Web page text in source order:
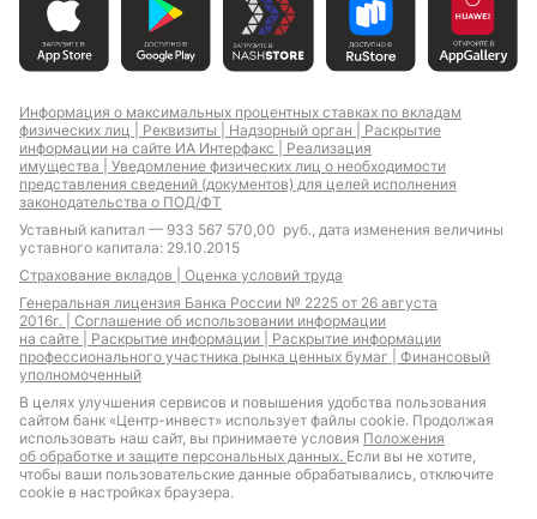
Информация о максимальных процентных ставках по вкладам
физических лиц | Реквизиты | Надзорный орган | Раскрытие
информации на сайте ИА Интерфакс | Реализация
имущества | Уведомление физических лиц о необходимости
представления сведений (документов) для целей исполнения
законодательства о ПОД/ФТ
Уставный капитал — 933 567 570,00 руб., дата изменения величины
уставного капитала: 29.10.2015
Страхование вкладов | Оценка условий труда
Генеральная лицензия Банка России № 2225 от 26 августа
2016г. | Соглашение об использовании информации
на сайте | Раскрытие информации | Раскрытие информации
профессионального участника рынка ценных бумаг | Финансовый
уполномоченный
В целях улучшения сервисов и повышения удобства пользования
сайтом банк «Центр-инвест» использует файлы cookie. Продолжая
использовать наш сайт, вы принимаете условия Положения
об обработке и защите персональных данных. Если вы не хотите,
чтобы ваши пользовательские данные обрабатывались, отключите
cookie в настройках браузера.